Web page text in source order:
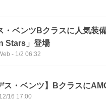
・ベンツBクラスに人気装
Stars」登場
- 1/2 06:32
ス・ベンツ】Bクラスに
12/16 17:00